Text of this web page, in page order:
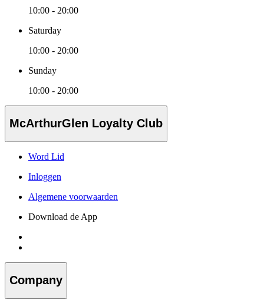
10:00 - 20:00
Saturday
10:00 - 20:00
Sunday
10:00 - 20:00
McArthurGlen Loyalty Club
Word Lid
Inloggen
Algemene voorwaarden
Download de App
Company